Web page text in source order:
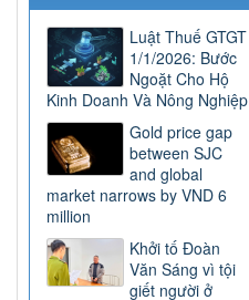
Luật Thuế GTGT
1/1/2026: Bước
Ngoặt Cho Hộ
Kinh Doanh Và Nông Nghiệp
Gold price gap
between SJC
and global
market narrows by VND 6
million
Khởi tố Đoàn
Văn Sáng vì tội
giết người ở